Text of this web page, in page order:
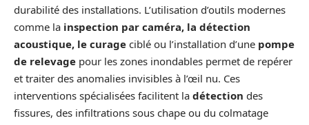
durabilité des installations. L’utilisation d’outils modernes
comme la inspection par caméra, la détection
acoustique, le curage ciblé ou l’installation d’une pompe
de relevage pour les zones inondables permet de repérer
et traiter des anomalies invisibles à l’œil nu. Ces
interventions spécialisées facilitent la détection des
fissures, des infiltrations sous chape ou du colmatage